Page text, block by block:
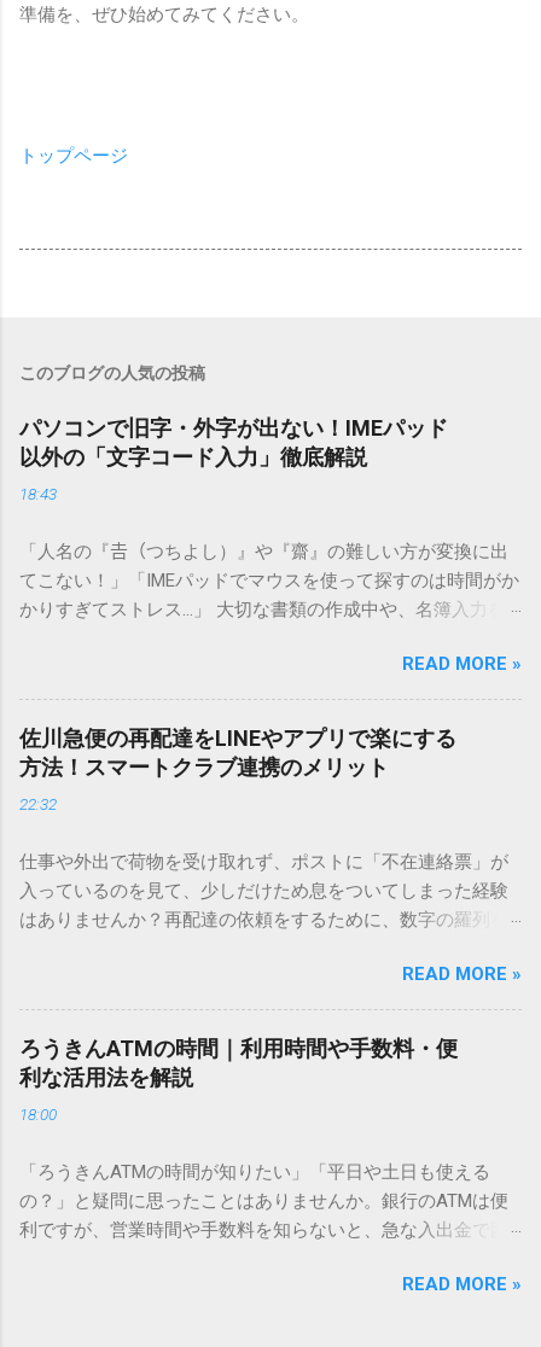
準備を、ぜひ始めてみてください。
トップページ
このブログの人気の投稿
パソコンで旧字・外字が出ない！IMEパッド
以外の「文字コード入力」徹底解説
18:43
「人名の『𠮷（つちよし）』や『齋』の難しい方が変換に出
てこない！」「IMEパッドでマウスを使って探すのは時間がか
かりすぎてストレス…」 大切な書類の作成中や、名簿入力を
てしまいますよね。多くの人が「IMEパッド（手書き入力）」
を使いますが、実はマウスで一画ずつ書くのは非効率です
し、似た漢字が多すぎて結局見つからないことも少なくあり
ません。 そこで今回は、IMEパッドを使わずに、特定のコー
ドを打ち込むだけで一瞬で旧字や外字、特殊記号を呼び出す
「文字コード入力」のテクニックを詳しく解説します。 この
必要はありません。 1. なぜ「変換」しても旧字・外字が出て
こないのか？ そもそも、なぜ普通の変換で出てこない漢字が
あるのでしょうか。その理由は、パソコンが文字を認識する
は、JIS規格（日本産業規格）によって「第1水準」「第2水
準」といった形で整理されています。しかし、人名や地名に
使われる非常に古い漢字（旧字）や、特定の組織だけで作ら
れた「外字」は、この一般的な変換リストに含まれていない
ン上のすべての文字には、いわば「住所」のような番号が割
り振られています。変換候補に出ない文字でも、この住所
（コード）を直接指定すれば、確実に呼び出すことができる
のです。 2. Windows標準機能！文字コードで漢字を出す「16
進数入力」 最も汎用性が高く、特別なソフトも不要なのが
READ MORE »
佐川急便の再配達をLINEやアプリで楽にする
方法！スマートクラブ連携のメリット
22:32
仕事や外出で荷物を受け取れず、ポストに「不在連絡票」が
入っているのを見て、少しだけため息をついてしまった経験
はありませんか？再配達の依頼をするために、数字の羅列を
ことに申し訳なさを感じたりすることもあるかもしれませ
ん。 「もっとスムーズに、自分のタイミングで受け取りた
い」 「わざわざ電話をかけずに、スマホ一つで完結させた
い」 そんな願いを叶えてくれるのが、佐川急便の会員制サー
ビス「スマートクラブ」と、LINEや公式アプリの連携です。
これらを活用するだけで、再配達のストレスは驚くほど軽く
受け取り術と、連携による具体的なメリットを徹底解説しま
す。 佐川急便の再配達が劇的に変わる「スマートクラブ」と
は？ まず押さえておきたいのが、佐川急便の個人向け無料会
況をリアルタイムで管理するための基盤となるサービスで
READ MORE »
ろうきんATMの時間｜利用時間や手数料・便
利な活用法を解説
18:00
「ろうきんATMの時間が知りたい」「平日や土日も使える
の？」と疑問に思ったことはありませんか。銀行のATMは便
利ですが、営業時間や手数料を知らないと、急な入出金で困
ATM営業時間や利用の注意点、便利な活用法 を詳しく解説し
READ MORE »